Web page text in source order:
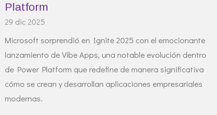
Platform
29 dic 2025
Microsoft sorprendió en Ignite 2025 con el emocionante
lanzamiento de Vibe Apps, una notable evolución dentro
de Power Platform que redefine de manera significativa
cómo se crean y desarrollan aplicaciones empresariales
modernas.